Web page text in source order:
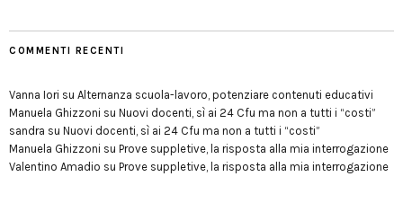
COMMENTI RECENTI
Vanna Iori su Alternanza scuola-lavoro, potenziare contenuti educativi
Manuela Ghizzoni su Nuovi docenti, sì ai 24 Cfu ma non a tutti i “costi”
sandra su Nuovi docenti, sì ai 24 Cfu ma non a tutti i “costi”
Manuela Ghizzoni su Prove suppletive, la risposta alla mia interrogazione
Valentino Amadio su Prove suppletive, la risposta alla mia interrogazione